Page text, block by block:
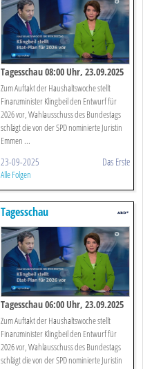
Tagesschau 08:00 Uhr, 23.09.2025
Zum Auftakt der Haushaltswoche stellt
Finanzminister Klingbeil den Entwurf für
2026 vor, Wahlausschuss des Bundestags
schlägt die von der SPD nominierte Juristin
Emmen ...
23-09-2025 Das Erste
Alle Folgen
Tagesschau
Tagesschau 06:00 Uhr, 23.09.2025
Zum Auftakt der Haushaltswoche stellt
Finanzminister Klingbeil den Entwurf für
2026 vor, Wahlausschuss des Bundestags
schlägt die von der SPD nominierte Juristin